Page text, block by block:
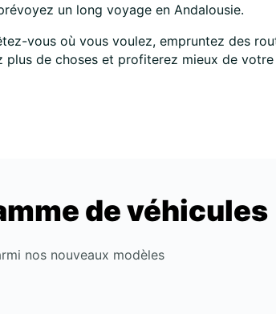
un long voyage en Andalousie.
vous où vous voulez, empruntez des
de choses et profiterez mieux de votre
de véhicules
nos nouveaux modèles